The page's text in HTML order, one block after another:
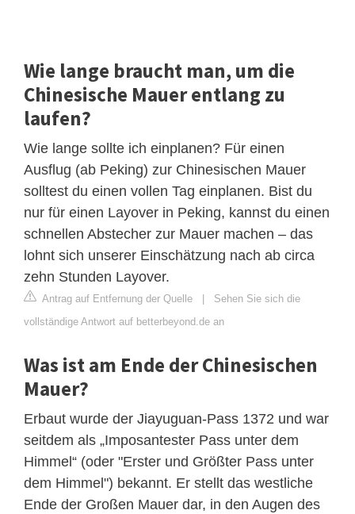
Wie lange braucht man, um die
Chinesische Mauer entlang zu
laufen?
Wie lange sollte ich einplanen? Für einen
Ausflug (ab Peking) zur Chinesischen Mauer
solltest du einen vollen Tag einplanen. Bist du
nur für einen Layover in Peking, kannst du einen
schnellen Abstecher zur Mauer machen – das
lohnt sich unserer Einschätzung nach ab circa
zehn Stunden Layover.
Antrag auf Entfernung der Quelle
Sehen Sie sich die
vollständige Antwort auf betterbeyond.de an
Was ist am Ende der Chinesischen
Mauer?
Erbaut wurde der Jiayuguan-Pass 1372 und war
seitdem als „Imposantester Pass unter dem
Himmel“ (oder "Erster und Größter Pass unter
dem Himmel") bekannt. Er stellt das westliche
Ende der Großen Mauer dar, in den Augen des